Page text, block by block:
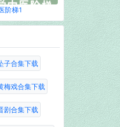
阶梯1
子合集下载
梅戏合集下载
剧合集下载